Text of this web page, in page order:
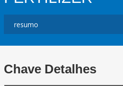
Chave Detalhes